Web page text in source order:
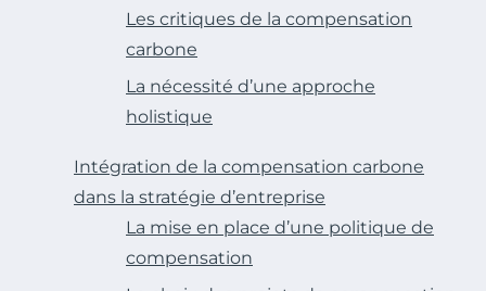
Les critiques de la compensation
carbone
La nécessité d’une approche
holistique
Intégration de la compensation carbone
dans la stratégie d’entreprise
La mise en place d’une politique de
compensation